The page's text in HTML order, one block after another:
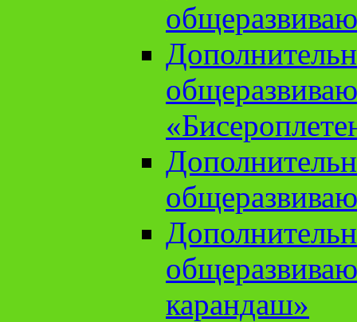
карандаш»